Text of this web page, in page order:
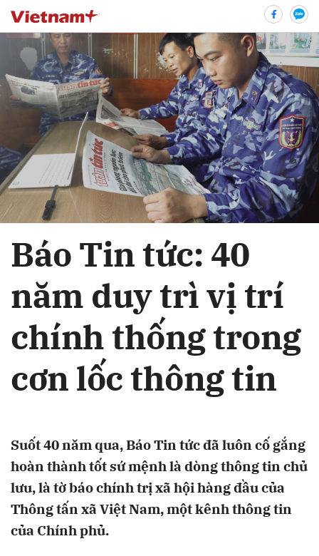
Báo Tin tức: 40
năm duy trì vị trí
chính thống trong
cơn lốc thông tin
Suốt 40 năm qua, Báo Tin tức đã luôn cố gắng
hoàn thành tốt sứ mệnh là dòng thông tin chủ
lưu, là tờ báo chính trị xã hội hàng đầu của
Thông tấn xã Việt Nam, một kênh thông tin
của Chính phủ.
luận